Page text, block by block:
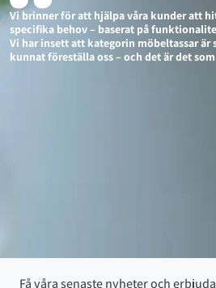
Vi brinner för att hjälpa våra kunder att
specifika behov – baserat på